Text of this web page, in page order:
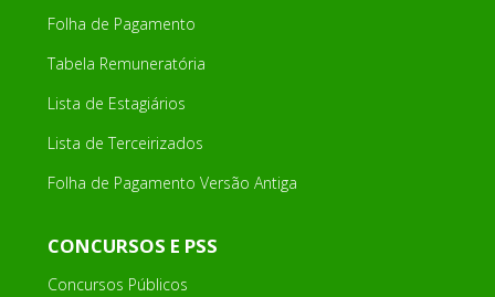
Folha de Pagamento
Tabela Remuneratória
Lista de Estagiários
Lista de Terceirizados
Folha de Pagamento Versão Antiga
CONCURSOS E PSS
Concursos Públicos